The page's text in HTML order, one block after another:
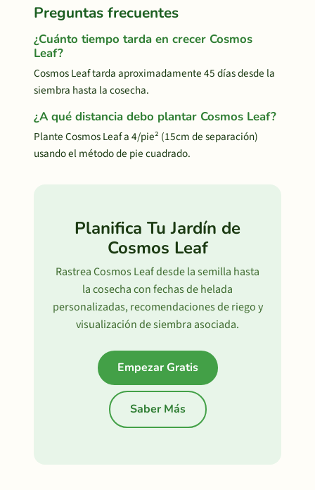
Preguntas frecuentes
¿Cuánto tiempo tarda en crecer Cosmos
Leaf?
Cosmos Leaf tarda aproximadamente 45 días desde la
siembra hasta la cosecha.
¿A qué distancia debo plantar Cosmos Leaf?
Plante Cosmos Leaf a 4/pie² (15cm de separación)
usando el método de pie cuadrado.
Planifica Tu Jardín de
Cosmos Leaf
Rastrea Cosmos Leaf desde la semilla hasta
la cosecha con fechas de helada
personalizadas, recomendaciones de riego y
visualización de siembra asociada.
Empezar Gratis
Saber Más